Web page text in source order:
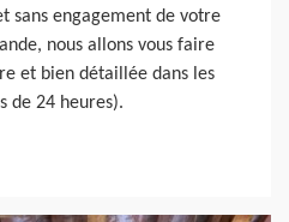
sans engagement de votre
nous allons vous faire
et bien détaillée dans les
de 24 heures).